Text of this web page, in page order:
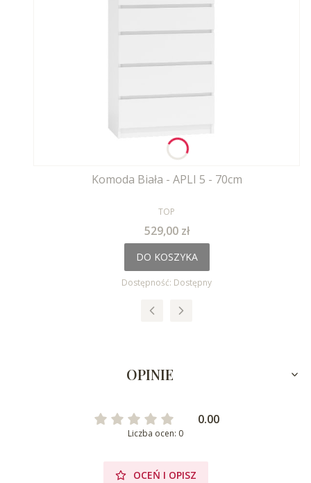
Komoda Biała - APLI 5 - 70cm
PRODUCENT
TOP
Cena
529,00 zł
DO KOSZYKA
Dostępność: Dostępny
OPINIE
0.00
Liczba ocen: 0
OCEŃ I OPISZ